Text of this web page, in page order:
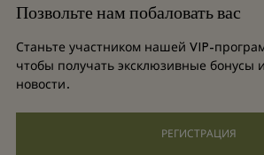
Вакансии
Загрузить приложение
Часто задаваемые вопросы
Условия и положения для
Privacy notice
Позвольте нам побаловать вас
Станьте участником нашей VIP-
чтобы получать эксклюзивные бонусы
новости.
РЕГИСТРАЦИЯ